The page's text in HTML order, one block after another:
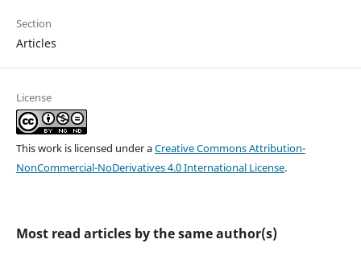
Section
Articles
License
This work is licensed under aCreative Commons Attribution-
NonCommercial-NoDerivatives 4.0 International License.
Most read articles by the same author(s)